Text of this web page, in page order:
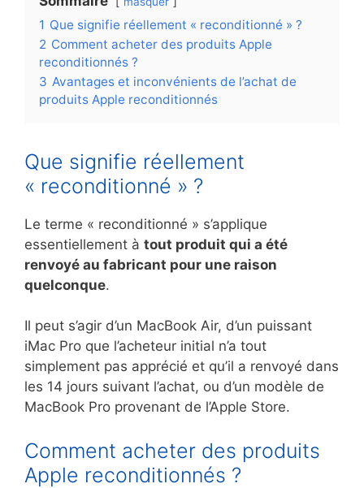
1 Que signifie réellement « reconditionné » ?
2 Comment acheter des produits Apple
reconditionnés ?
3 Avantages et inconvénients de l’achat de
produits Apple reconditionnés
Que signifie réellement
« reconditionné » ?
Le terme « reconditionné » s’applique
essentiellement à tout produit qui a été
renvoyé au fabricant pour une raison
quelconque.
Il peut s’agir d’un MacBook Air, d’un puissant
iMac Pro que l’acheteur initial n’a tout
simplement pas apprécié et qu’il a renvoyé dans
les 14 jours suivant l’achat, ou d’un modèle de
MacBook Pro provenant de l’Apple Store.
Comment acheter des produits
Apple reconditionnés ?